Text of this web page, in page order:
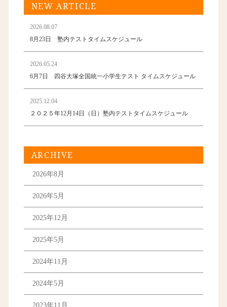
NEW ARTICLE
2026.08.07
8月23日 塾内テストタイムスケジュール
2026.05.24
6月7日 四谷大塚全国統一小学生テスト タイムスケジュール
2025.12.04
２０２５年12月14日（日）塾内テストタイムスケジュール
ARCHIVE
2026年8月
2026年5月
2025年12月
2025年5月
2024年11月
2024年5月
2023年11月